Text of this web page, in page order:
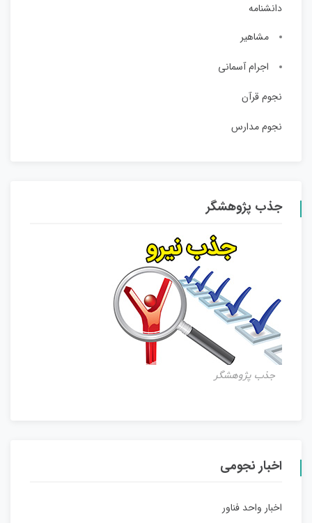
دانشنامه
مشاهیر
اجرام آسمانی
نجوم قرآن
نجوم مدارس
جذب پژوهشگر
جذب پژوهشگر
اخبار نجومی
اخبار واحد فناور